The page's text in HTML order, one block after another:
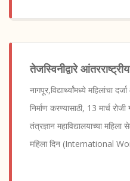
तेजस्विनीद्वारे
नागपूर,विद्यार्थ्यांमध्ये महिलांचा
निर्माण करण्यासाठी, 13 मार्च
तंत्रज्ञान महाविद्यालयाच्या
महिला दिन (International